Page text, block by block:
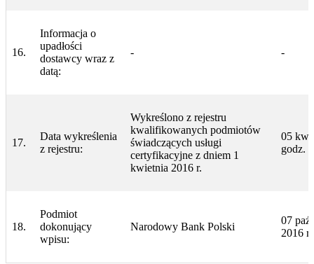
16.
Informacja o
upadłości
dostawcy wraz z
datą:
- -
17.
Data wykreślenia
z rejestru:
Wykreślono z rejestru
kwalifikowanych podmiotów
świadczących usługi
certyfikacyjne z dniem 1
kwietnia 2016 r.
05
godz.
18.
Podmiot
dokonujący
wpisu:
Narodowy Bank Polski
07
2016 r.,